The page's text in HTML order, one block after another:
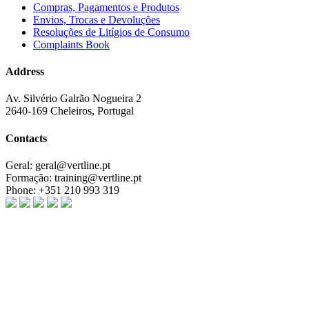
Compras, Pagamentos e Produtos
Envios, Trocas e Devoluções
Resoluções de Litígios de Consumo
Complaints Book
Address
Av. Silvério Galrão Nogueira 2
2640-169 Cheleiros, Portugal
Contacts
Geral: geral@vertline.pt
Formação: training@vertline.pt
Phone: +351 210 993 319